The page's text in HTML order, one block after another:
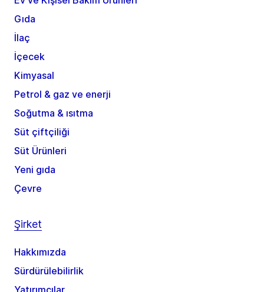
Gıda
İlaç
İçecek
Kimyasal
Petrol & gaz ve enerji
Soğutma & ısıtma
Süt çiftçiliği
Süt Ürünleri
Yeni gıda
Çevre
Şirket
Hakkımızda
Sürdürülebilirlik